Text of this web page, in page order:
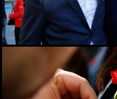
Elefantenrunde zur Grazer
Gemeinderatswahl 2026
01.06.2026
Fit im Job 2026 - der
Gesundheitspreis
01.06.2026
Biergarten-Opening am
Schlossberg